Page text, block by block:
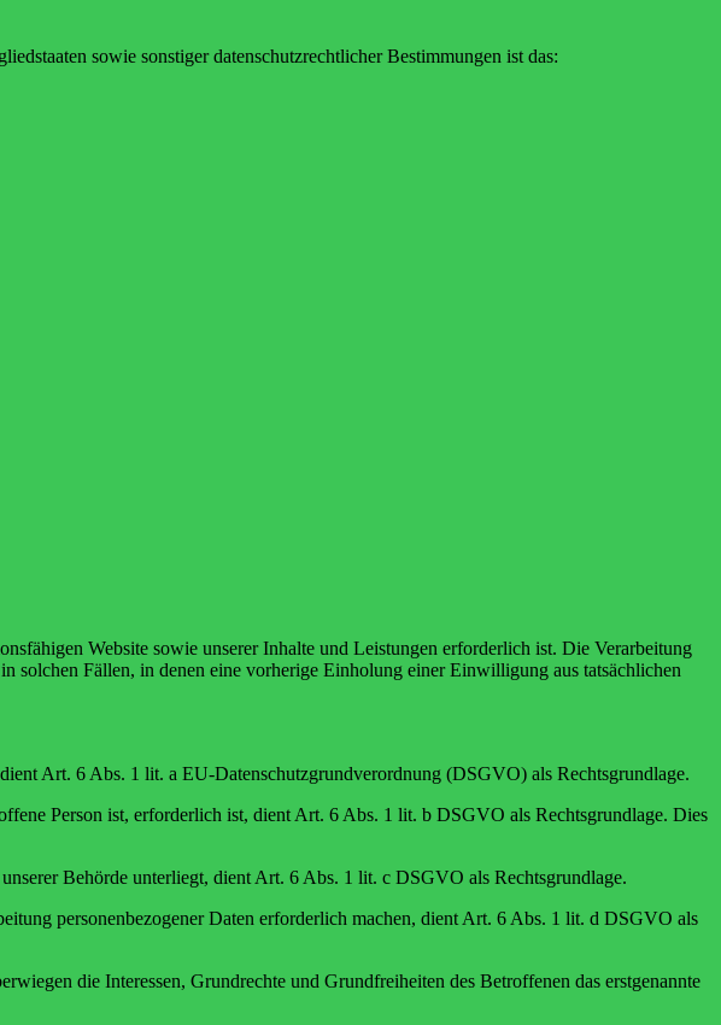
sowie sonstiger datenschutzrechtlicher Bestimmungen ist das:
Website sowie unserer Inhalte und Leistungen erforderlich ist. Die Verarbeitung
solchen Fällen, in denen eine vorherige Einholung einer Einwilligung aus tatsächlichen
Art. 6 Abs. 1 lit. a EU-Datenschutzgrundverordnung (DSGVO) als Rechtsgrundlage.
Person ist, erforderlich ist, dient Art. 6 Abs. 1 lit. b DSGVO als Rechtsgrundlage. Dies
Behörde unterliegt, dient Art. 6 Abs. 1 lit. c DSGVO als Rechtsgrundlage.
personenbezogener Daten erforderlich machen, dient Art. 6 Abs. 1 lit. d DSGVO als
die Interessen, Grundrechte und Grundfreiheiten des Betroffenen das erstgenannte